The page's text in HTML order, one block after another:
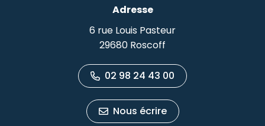
Adresse
6 rue Louis Pasteur
29680 Roscoff
02 98 24 43 00
Nous écrire